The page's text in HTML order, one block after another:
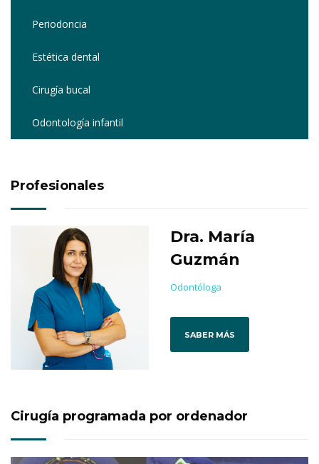
Periodoncia
Estética dental
Cirugía bucal
Odontología infantil
Profesionales
Dra. María
Guzmán
Odontóloga
SABER MÁS
Cirugía programada por ordenador